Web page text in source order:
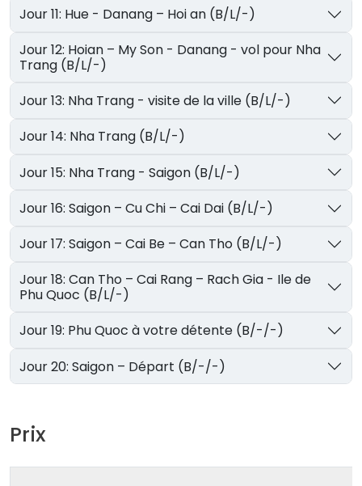
Jour 11: Hue - Danang – Hoi an (B/L/-)
Jour 12: Hoian – My Son - Danang - vol pour Nha
Trang (B/L/-)
Jour 13: Nha Trang - visite de la ville (B/L/-)
Jour 14: Nha Trang (B/L/-)
Jour 15: Nha Trang - Saigon (B/L/-)
Jour 16: Saigon – Cu Chi – Cai Dai (B/L/-)
Jour 17: Saigon – Cai Be – Can Tho (B/L/-)
Jour 18: Can Tho – Cai Rang – Rach Gia - Ile de
Phu Quoc (B/L/-)
Jour 19: Phu Quoc à votre détente (B/-/-)
Jour 20: Saigon – Départ (B/-/-)
Prix